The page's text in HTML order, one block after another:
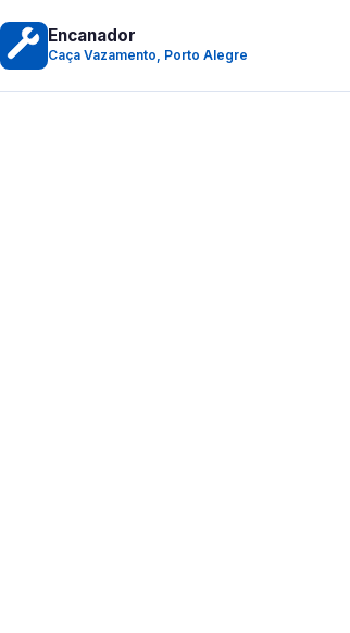
Encanador
Caça Vazamento, Porto Alegre